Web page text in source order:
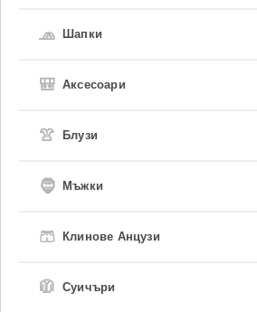
🧢 Шапки
🎒 Аксесоари
👚 Блузи
🧔 Мъжки
🩳 Клинове Анцузи
🧥 Суичъри